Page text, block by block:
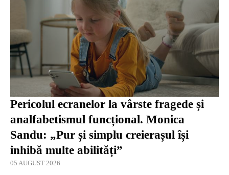
Pericolul ecranelor la vârste fragede și
analfabetismul funcțional. Monica
Sandu: „Pur și simplu creierașul își
inhibă multe abilități”
05 AUGUST 2026